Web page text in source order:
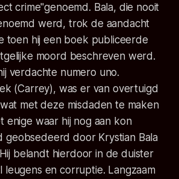
crime"genoemd. Bala, die nooit
werd, trok de aandacht
toen hij een boek publiceerde
moord beschreven werd.
verdachte numero uno.
(Carrey), was er van overtuigd
met deze misdaden te maken
enige waar hij nog aan kon
geobsedeerd door Krystian Bala
belandt hierdoor in de duister
en corruptie. Langzaam